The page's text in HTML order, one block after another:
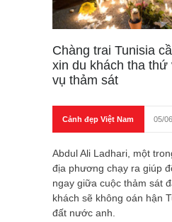
Chàng trai Tunisia
xin du khách tha thứ
vụ thảm sát
Cảnh đẹp Việt Nam 05/
Abdul Ali Ladhari, một
địa phương chạy ra giúp
ngay giữa cuộc thảm sát
khách sẽ không oán hận
đất nước anh.